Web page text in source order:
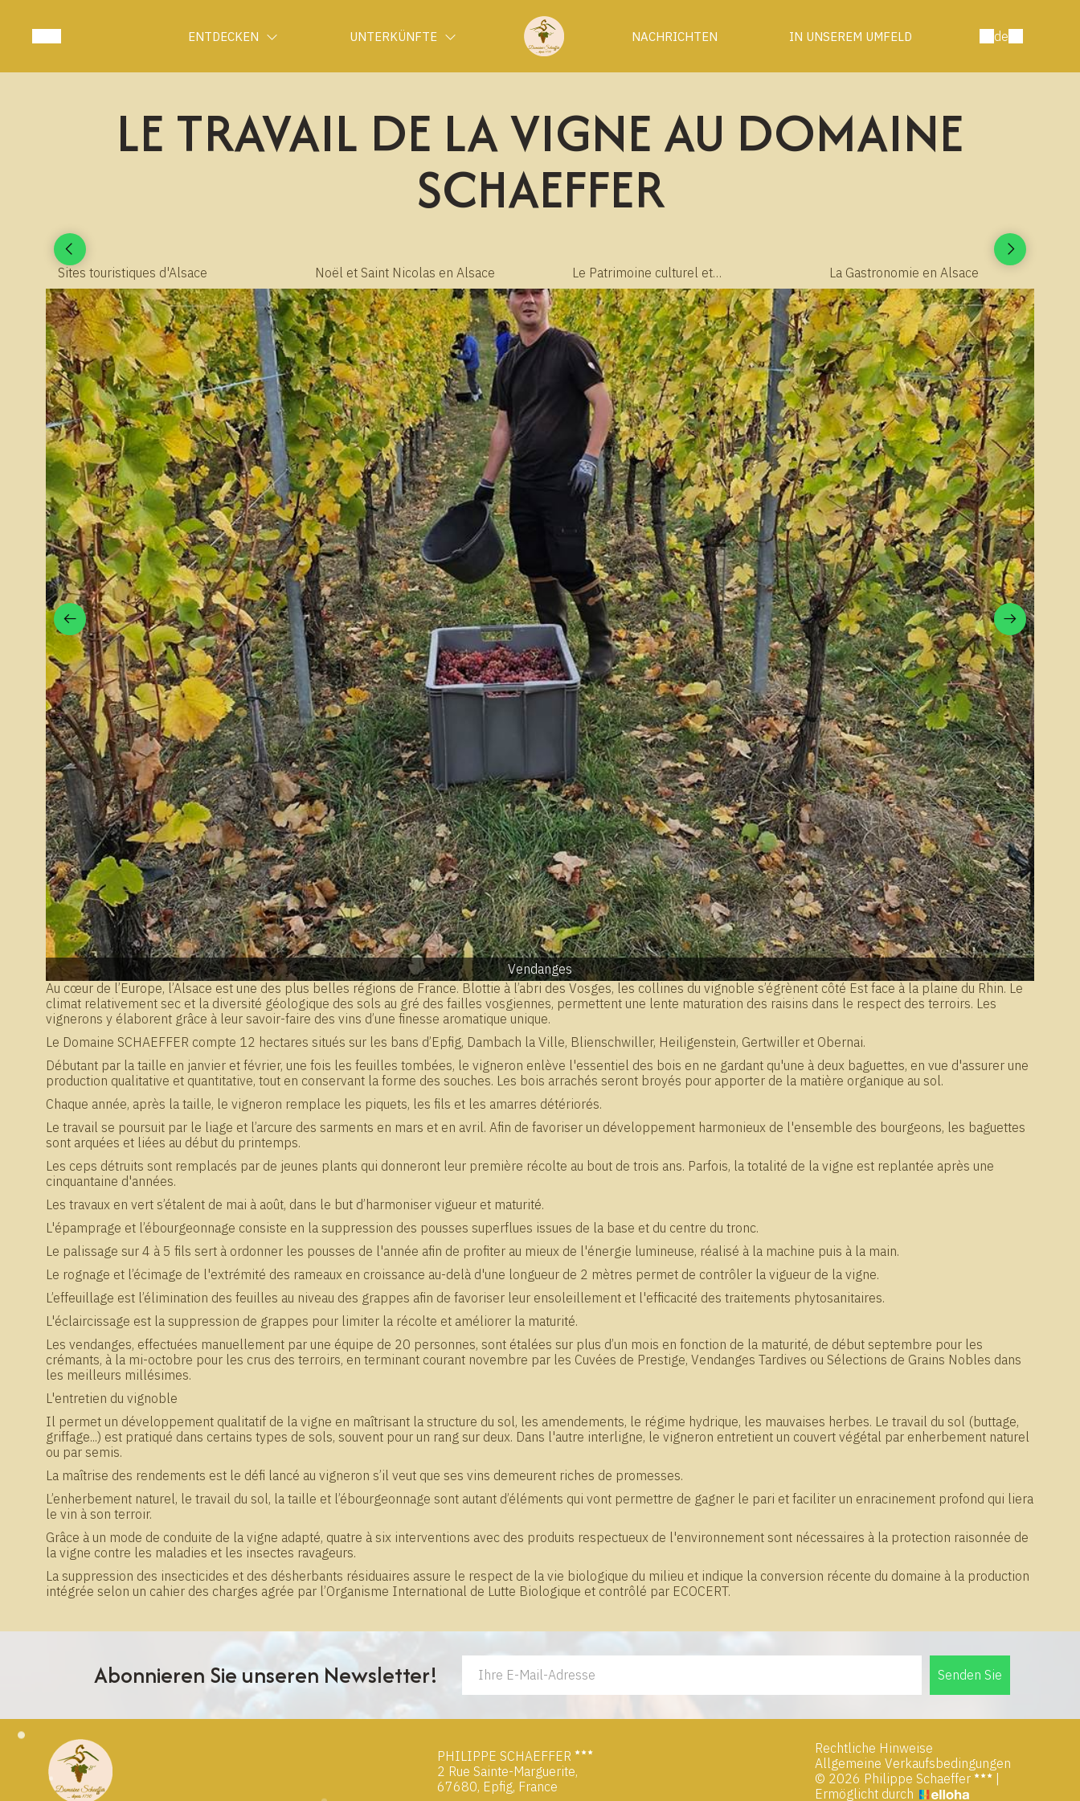
ENTDECKEN UNTERKÜNFTE NACHRICHTEN IN UNSEREM UMFELD de
LE TRAVAIL DE LA VIGNE AU DOMAINE
SCHAEFFER
Sites touristiques d'Alsace Noël et Saint Nicolas en Alsace
Le Patrimoine culturel et
historique de l'Alsace
La Gastronomie en Alsace
Vendanges
Au cœur de l’Europe, l’Alsace est une des plus belles régions de France. Blottie à l’abri des Vosges, les collines du vignoble s’égrènent côté Est face à la plaine du Rhin. Le
climat relativement sec et la diversité géologique des sols au gré des failles vosgiennes, permettent une lente maturation des raisins dans le respect des terroirs. Les
vignerons y élaborent grâce à leur savoir-faire des vins d’une finesse aromatique unique.
Le Domaine SCHAEFFER compte 12 hectares situés sur les bans d’Epfig, Dambach la Ville, Blienschwiller, Heiligenstein, Gertwiller et Obernai.
Débutant par la taille en janvier et février, une fois les feuilles tombées, le vigneron enlève l'essentiel des bois en ne gardant qu'une à deux baguettes, en vue d'assurer une
production qualitative et quantitative, tout en conservant la forme des souches. Les bois arrachés seront broyés pour apporter de la matière organique au sol.
Chaque année, après la taille, le vigneron remplace les piquets, les fils et les amarres détériorés.
Le travail se poursuit par le liage et l’arcure des sarments en mars et en avril. Afin de favoriser un développement harmonieux de l'ensemble des bourgeons, les baguettes
sont arquées et liées au début du printemps.
Les ceps détruits sont remplacés par de jeunes plants qui donneront leur première récolte au bout de trois ans. Parfois, la totalité de la vigne est replantée après une
cinquantaine d'années.
Les travaux en vert s’étalent de mai à août, dans le but d’harmoniser vigueur et maturité.
L'épamprage et l’ébourgeonnage consiste en la suppression des pousses superflues issues de la base et du centre du tronc.
Le palissage sur 4 à 5 fils sert à ordonner les pousses de l'année afin de profiter au mieux de l'énergie lumineuse, réalisé à la machine puis à la main.
Le rognage et l’écimage de l'extrémité des rameaux en croissance au-delà d'une longueur de 2 mètres permet de contrôler la vigueur de la vigne.
L’effeuillage est l’élimination des feuilles au niveau des grappes afin de favoriser leur ensoleillement et l'efficacité des traitements phytosanitaires.
L'éclaircissage est la suppression de grappes pour limiter la récolte et améliorer la maturité.
Les vendanges, effectuées manuellement par une équipe de 20 personnes, sont étalées sur plus d’un mois en fonction de la maturité, de début septembre pour les
crémants, à la mi-octobre pour les crus des terroirs, en terminant courant novembre par les Cuvées de Prestige, Vendanges Tardives ou Sélections de Grains Nobles dans
les meilleurs millésimes.
L'entretien du vignoble
Il permet un développement qualitatif de la vigne en maîtrisant la structure du sol, les amendements, le régime hydrique, les mauvaises herbes. Le travail du sol (buttage,
griffage...) est pratiqué dans certains types de sols, souvent pour un rang sur deux. Dans l'autre interligne, le vigneron entretient un couvert végétal par enherbement naturel
ou par semis.
La maîtrise des rendements est le défi lancé au vigneron s’il veut que ses vins demeurent riches de promesses.
L’enherbement naturel, le travail du sol, la taille et l’ébourgeonnage sont autant d’éléments qui vont permettre de gagner le pari et faciliter un enracinement profond qui liera
le vin à son terroir.
Grâce à un mode de conduite de la vigne adapté, quatre à six interventions avec des produits respectueux de l'environnement sont nécessaires à la protection raisonnée de
la vigne contre les maladies et les insectes ravageurs.
La suppression des insecticides et des désherbants résiduaires assure le respect de la vie biologique du milieu et indique la conversion récente du domaine à la production
intégrée selon un cahier des charges agrée par l’Organisme International de Lutte Biologique et contrôlé par ECOCERT.
Abonnieren Sie unseren Newsletter! Senden Sie
PHILIPPE SCHAEFFER
2 Rue Sainte-Marguerite,
67680, Epfig, France
Rechtliche Hinweise
Allgemeine Verkaufsbedingungen
© 2026 Philippe Schaeffer
Ermöglicht durch